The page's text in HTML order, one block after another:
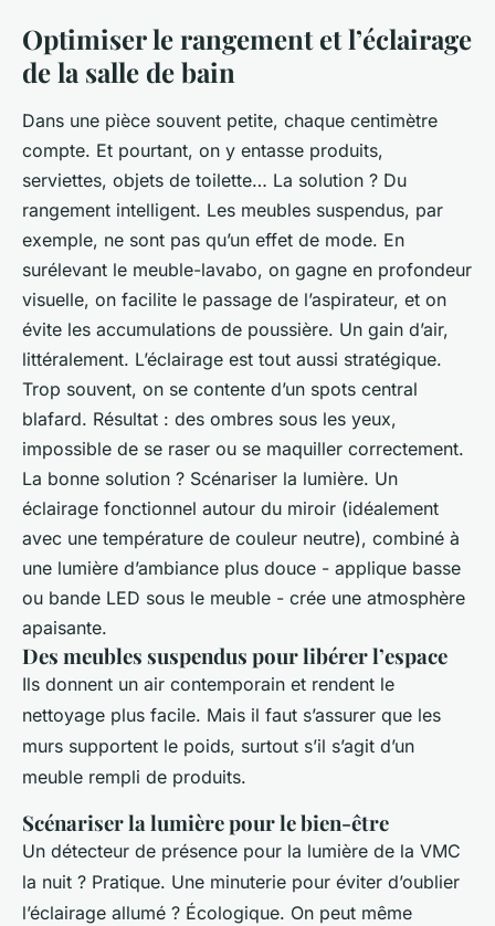
Optimiser le rangement et l’éclairage
de la salle de bain
Dans une pièce souvent petite, chaque centimètre
compte. Et pourtant, on y entasse produits,
serviettes, objets de toilette… La solution ? Du
rangement intelligent. Les meubles suspendus, par
exemple, ne sont pas qu’un effet de mode. En
surélevant le meuble-lavabo, on gagne en profondeur
visuelle, on facilite le passage de l’aspirateur, et on
évite les accumulations de poussière. Un gain d’air,
littéralement. L’éclairage est tout aussi stratégique.
Trop souvent, on se contente d’un spots central
blafard. Résultat : des ombres sous les yeux,
impossible de se raser ou se maquiller correctement.
La bonne solution ? Scénariser la lumière. Un
éclairage fonctionnel autour du miroir (idéalement
avec une température de couleur neutre), combiné à
une lumière d’ambiance plus douce - applique basse
ou bande LED sous le meuble - crée une atmosphère
apaisante.
Des meubles suspendus pour libérer l’espace
Ils donnent un air contemporain et rendent le
nettoyage plus facile. Mais il faut s’assurer que les
murs supportent le poids, surtout s’il s’agit d’un
meuble rempli de produits.
Scénariser la lumière pour le bien-être
Un détecteur de présence pour la lumière de la VMC
la nuit ? Pratique. Une minuterie pour éviter d’oublier
l’éclairage allumé ? Écologique. On peut même